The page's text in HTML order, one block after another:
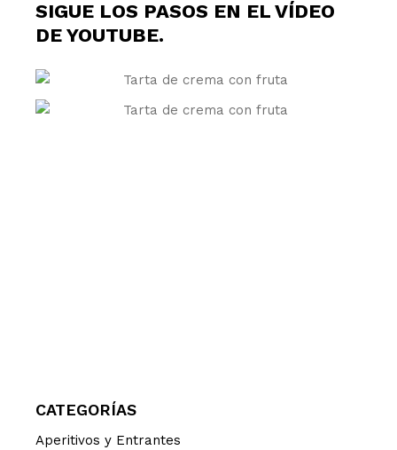
SIGUE LOS PASOS EN ELVÍDEO
DE YOUTUBE.
CATEGORÍAS
Aperitivos y Entrantes